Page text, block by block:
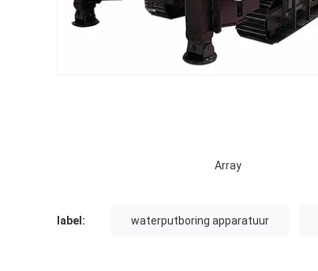
Array
label: waterputboring apparatuur